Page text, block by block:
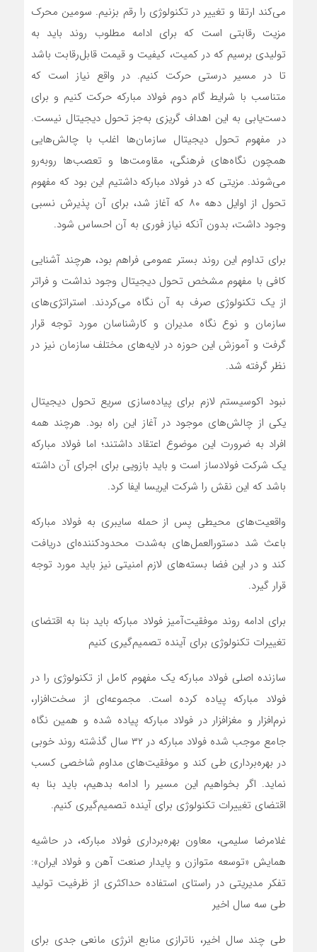
می‌کند ارتقا و تغییر در تکنولوژی را رقم بزنیم. سومین محرک
مزیت رقابتی است که برای ادامه مطلوب روند باید به
تولیدی برسیم که در کمیت، کیفیت و قیمت قابل‌رقابت باشد
تا در مسیر درستی حرکت کنیم. در واقع نیاز است که
متناسب با شرایط گام دوم فولاد مبارکه حرکت کنیم و برای
دست‌یابی به این اهداف گریزی به‌جز تحول دیجیتال نیست.
در مفهوم تحول دیجیتال سازمان‌ها اغلب با چالش‌هایی
همچون نگاه‌های فرهنگی، مقاومت‌ها و تعصب‌ها روبه‌رو
می‌شوند. مزیتی که در فولاد مبارکه داشتیم این بود که مفهوم
تحول از اوایل دهه ۸۰ که آغاز شد، برای آن پذیرش نسبی
وجود داشت، بدون آنکه نیاز فوری به آن احساس شود.
برای تداوم این روند بستر عمومی فراهم بود، هرچند آشنایی
کافی با مفهوم مشخص تحول دیجیتال وجود نداشت و فراتر
از یک تکنولوژی صرف به آن نگاه می‌کردند. استراتژی‌های
سازمان و نوع نگاه مدیران و کارشناسان مورد توجه قرار
گرفت و آموزش این حوزه در لایه‌های مختلف سازمان نیز در
نظر گرفته شد.
نبود اکوسیستم لازم برای پیاده‌سازی سریع تحول دیجیتال
یکی از چالش‌های موجود در آغاز این راه بود. هرچند همه
افراد به ضرورت این موضوع اعتقاد داشتند؛ اما فولاد مبارکه
یک شرکت فولادساز است و باید بازویی برای اجرای آن داشته
باشد که این نقش را شرکت ایریسا ایفا کرد.
واقعیت‌های محیطی پس از حمله سایبری به فولاد مبارکه
باعث شد دستورالعمل‌های به‌شدت محدودکننده‌ای دریافت
کند و در این فضا بسته‌های لازم امنیتی نیز باید مورد توجه
قرار گیرد.
برای ادامه روند موفقیت‌آمیز فولاد مبارکه باید بنا به اقتضای
تغییرات تکنولوژی برای آینده تصمیم‌گیری کنیم
سازنده اصلی فولاد مبارکه یک مفهوم کامل از تکنولوژی را در
فولاد مبارکه پیاده کرده است. مجموعه‌ای از سخت‌افزار،
نرم‌افزار و مغزافزار در فولاد مبارکه پیاده شده و همین نگاه
جامع موجب شده فولاد مبارکه در ۳۲ سال گذشته روند خوبی
در بهره‌برداری طی کند و موفقیت‌های مداوم شاخصی کسب
نماید. اگر بخواهیم این مسیر را ادامه بدهیم، باید بنا به
اقتضای تغییرات تکنولوژی برای آینده تصمیم‌گیری کنیم.
غلامرضا سلیمی، معاون بهره‌برداری فولاد مبارکه، در حاشیه
همایش «توسعه متوازن و پایدار صنعت آهن و فولاد ایران»:
تفکر مدیریتی در راستای استفاده حداکثری از ظرفیت تولید
طی سه سال اخیر
طی چند سال اخیر، ناترازی منابع انرژی مانعی جدی برای